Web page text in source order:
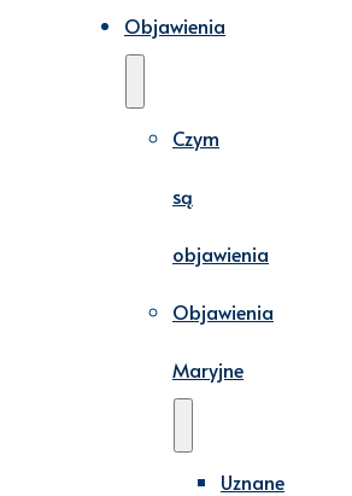
Objawienia
Czym
są
objawienia
Objawienia
Maryjne
Uznane